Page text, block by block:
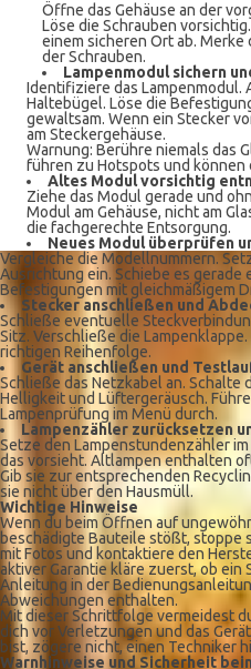
Öffne das Gehäuse an der
Löse die Schrauben
einem sicheren Ort ab. Merke
der Schrauben.
Lampenmodul sichern
Identifiziere das Lampenmodul.
Haltebügel. Löse die
gewaltsam. Wenn ein Stecker
am Steckergehäuse.
Warnung: Berühre niemals das
führen zu Hotspots und können
Altes Modul vorsichtig
Ziehe das Modul gerade und
Modul am Gehäuse, nicht am
die fachgerechte Entsorgung.
Neues Modul überprüfen
Vergleiche die Modellnummern.
Ausrichtung ein. Schiebe es gerade
Befestigungen mit gleichmäßigem
Stecker anschließen und
Schließe eventuelle
Sitz. Verschließe die
richtigen Reihenfolge.
Gerät anschließen und
Schließe das Netzkabel an. Schalte
Helligkeit und Lüftergeräusch.
Lampenprüfung im Menü durch.
Lampenzähler zurücksetzen
Setze den Lampenstundenzähler
das vorsieht. Altlampen enthalten
Gib sie zur entsprechenden
sie nicht über den Hausmüll.
Wichtige Hinweise
Wenn du beim Öffnen auf
beschädigte Bauteile stößt, stoppe
mit Fotos und kontaktiere den
aktiver Garantie kläre zuerst, ob
Anleitung in der
Abweichungen enthalten.
Mit dieser Schrittfolge vermeidest
dich vor Verletzungen und das
bist, zögere nicht, einen Techniker
Warnhinweise und Sicherheit